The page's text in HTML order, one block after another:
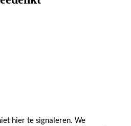
hier te signaleren. We